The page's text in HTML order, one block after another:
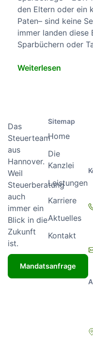
den Eltern oder ein
Paten– sind keine
immer landen diese
Sparbüchern oder
Weiterlesen
Das
Steuerteam
aus
Hannover.
Weil
Steuerberatung
auch
immer ein
Blick in die
Zukunft
ist.
Mandatsanfrage
Sitemap
Home
Die
Kanzlei
Leistungen
Karriere
Aktuelles
Kontakt